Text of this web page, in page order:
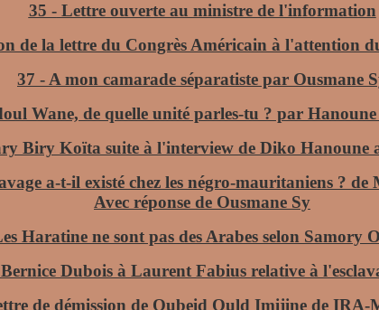
35 - Lettre ouverte au ministre de l'information
de la lettre du Congrès Américain à l'attention
37 - A mon camarade séparatiste par Ousmane
Wane, de quelle unité parles-tu ? par
Biry Koïta suite à l'interview de Diko Hanoune
a-t-il existé chez les négro-mauritaniens ?
Avec réponse de Ousmane Sy
Haratine ne sont pas des Arabes selon Samory
Dubois à Laurent Fabius relative à
de démission de Oubeid Ould Imijine de IRA-